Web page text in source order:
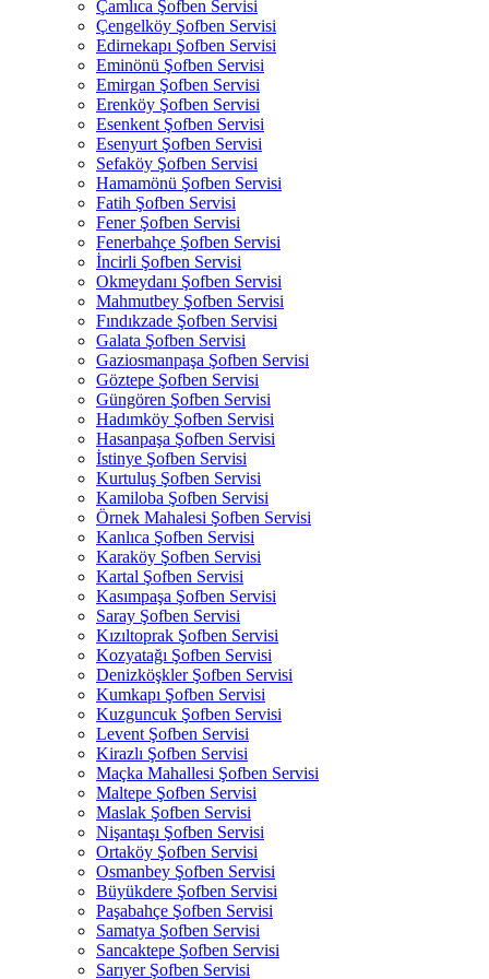
Çamlıca Şofben Servisi
Çengelköy Şofben Servisi
Edirnekapı Şofben Servisi
Eminönü Şofben Servisi
Emirgan Şofben Servisi
Erenköy Şofben Servisi
Esenkent Şofben Servisi
Esenyurt Şofben Servisi
Sefaköy Şofben Servisi
Hamamönü Şofben Servisi
Fatih Şofben Servisi
Fener Şofben Servisi
Fenerbahçe Şofben Servisi
İncirli Şofben Servisi
Okmeydanı Şofben Servisi
Mahmutbey Şofben Servisi
Fındıkzade Şofben Servisi
Galata Şofben Servisi
Gaziosmanpaşa Şofben Servisi
Göztepe Şofben Servisi
Güngören Şofben Servisi
Hadımköy Şofben Servisi
Hasanpaşa Şofben Servisi
İstinye Şofben Servisi
Kurtuluş Şofben Servisi
Kamiloba Şofben Servisi
Örnek Mahalesi Şofben Servisi
Kanlıca Şofben Servisi
Karaköy Şofben Servisi
Kartal Şofben Servisi
Kasımpaşa Şofben Servisi
Saray Şofben Servisi
Kızıltoprak Şofben Servisi
Kozyatağı Şofben Servisi
Denizköşkler Şofben Servisi
Kumkapı Şofben Servisi
Kuzguncuk Şofben Servisi
Levent Şofben Servisi
Kirazlı Şofben Servisi
Maçka Mahallesi Şofben Servisi
Maltepe Şofben Servisi
Maslak Şofben Servisi
Nişantaşı Şofben Servisi
Ortaköy Şofben Servisi
Osmanbey Şofben Servisi
Büyükdere Şofben Servisi
Paşabahçe Şofben Servisi
Samatya Şofben Servisi
Sancaktepe Şofben Servisi
Sarıyer Şofben Servisi